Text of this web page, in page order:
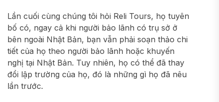
Lần cuối cùng chúng tôi hỏi Reli Tours, họ tuyên
bố có, ngay cả khi người bảo lãnh có trụ sở ở
bên ngoài Nhật Bản, bạn vẫn phải soạn thảo chi
tiết của họ theo người bảo lãnh hoặc khuyến
nghị tại Nhật Bản. Tuy nhiên, họ có thể đã thay
đổi lập trường của họ, đó là những gì họ đã nêu
lần trước.